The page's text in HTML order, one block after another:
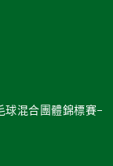
球混合團體錦標賽-